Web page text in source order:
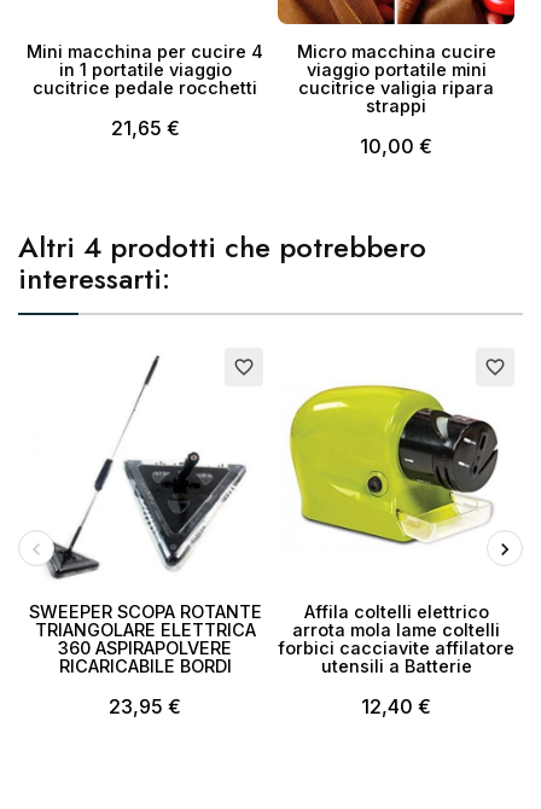
Mini macchina per cucire 4
in 1 portatile viaggio
cucitrice pedale rocchetti
21,65 €
Micro macchina cucire
viaggio portatile mini
cucitrice valigia ripara
strappi
10,00 €
Altri 4 prodotti che potrebbero
interessarti:
favorite_border
SWEEPER SCOPA ROTANTE
TRIANGOLARE ELETTRICA
360 ASPIRAPOLVERE
RICARICABILE BORDI
23,95 €
favorite_border
Affila coltelli elettrico
arrota mola lame coltelli
forbici cacciavite affilatore
utensili a Batterie
12,40 €